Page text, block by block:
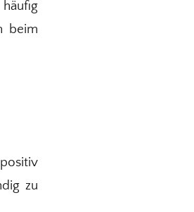
beim
zu